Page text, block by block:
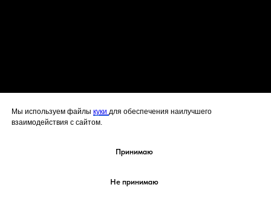
Мы используем файлы куки для обеспечения наилучшего
взаимодействия с сайтом.
Принимаю
Не принимаю